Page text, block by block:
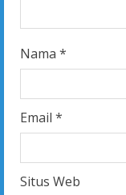
Nama *
Email *
Situs Web